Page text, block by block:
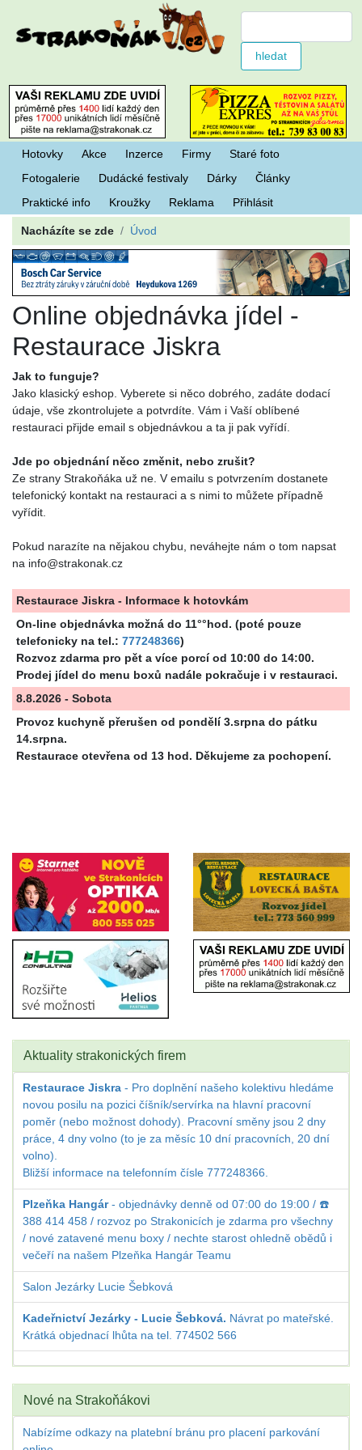
Hotovky Akce Inzerce Firmy
Staré foto
Fotogalerie
Dudácké festivaly Dárky
Články
Praktické info
Kroužky Reklama Přihlásit
Nacházíte se zde Úvod
Online objednávka jídel -
Restaurace Jiskra
Jak to funguje?
Jako klasický eshop. Vyberete si něco dobrého, zadáte dodací
údaje, vše zkontrolujete a potvrdíte. Vám i Vaší oblíbené
restauraci přijde email s objednávkou a ta ji pak vyřídí.
Jde po objednání něco změnit, nebo zrušit?
Ze strany Strakoňáka už ne. V emailu s potvrzením dostanete
telefonický kontakt na restauraci a s nimi to můžete případně
vyřídit.
Pokud narazíte na nějakou chybu, neváhejte nám o tom napsat
na info@strakonak.cz
Restaurace Jiskra - Informace k hotovkám
On-line objednávka možná do 11°°hod. (poté pouze
telefonicky na tel.: 777248366)
Rozvoz zdarma pro pět a více porcí od 10:00 do 14:00.
Prodej jídel do menu boxů nadále pokračuje i v restauraci.
8.8.2026 - Sobota
Provoz kuchyně přerušen od pondělí 3.srpna do pátku
14.srpna.
Restaurace otevřena od 13 hod. Děkujeme za pochopení.
Aktuality strakonických firem
Restaurace Jiskra - Pro doplnění našeho kolektivu hledáme
novou posilu na pozici číšník/servírka na hlavní pracovní
poměr (nebo možnost dohody). Pracovní směny jsou 2 dny
práce, 4 dny volno (to je za měsíc 10 dní pracovních, 20 dní
volno).
Bližší informace na telefonním čísle 777248366.
Plzeňka Hangár- objednávky denně od 07:00 do 19:00 / ☎️
388 414 458 / rozvoz po Strakonicích je zdarma pro všechny
/ nové zatavené menu boxy / nechte starost ohledně obědů i
večeří na našem Plzeňka Hangár Teamu
Salon Jezárky Lucie Šebková
Kadeřnictví Jezárky - Lucie Šebková. Návrat po mateřské.
Krátká objednací lhůta na tel. 774502 566
Nové na Strakoňákovi
Nabízíme odkazy na platební bránu pro placení parkování